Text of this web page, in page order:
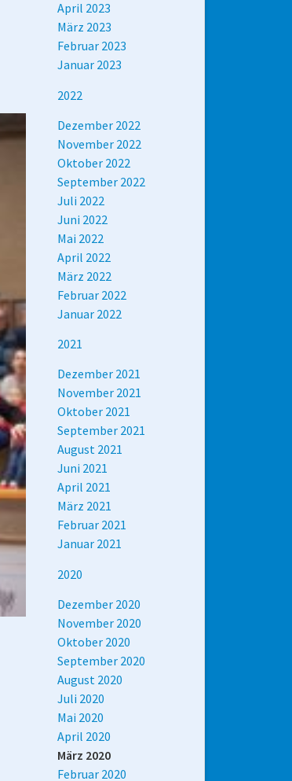
April 2023
März 2023
Februar 2023
Januar 2023
2022
Dezember 2022
November 2022
Oktober 2022
September 2022
Juli 2022
Juni 2022
Mai 2022
April 2022
März 2022
Februar 2022
Januar 2022
2021
Dezember 2021
November 2021
Oktober 2021
September 2021
August 2021
Juni 2021
April 2021
März 2021
Februar 2021
Januar 2021
2020
Dezember 2020
November 2020
Oktober 2020
September 2020
August 2020
Juli 2020
Mai 2020
April 2020
März 2020
Februar 2020